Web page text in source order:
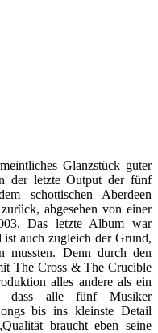
Glanzstück guter
der letzte Output der fünf
schottischen Aberdeen
abgesehen von einer
Das letzte Album war
auch zugleich der Grund,
mussten. Denn durch den
The Cross & The Crucible
alles andere als ein
dass alle fünf Musiker
bis ins kleinste Detail
braucht eben seine